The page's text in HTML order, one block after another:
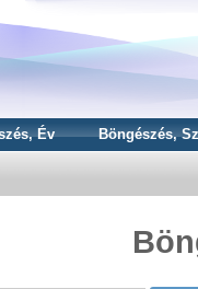
Év Böngészés,